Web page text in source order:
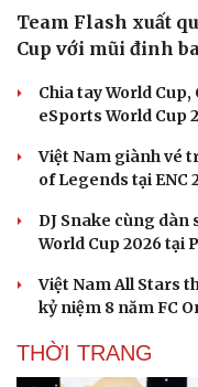
Team Flash xuất
Cup với mũi đinh
Chia tay World
eSports World Cup
Việt Nam giành vé
of Legends tại ENC
DJ Snake cùng dàn
World Cup 2026 tại
Việt Nam All Stars
kỷ niệm 8 năm FC
THỜI TRANG